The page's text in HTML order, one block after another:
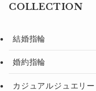
COLLECTION
結婚指輪
婚約指輪
カジュアルジュエリー